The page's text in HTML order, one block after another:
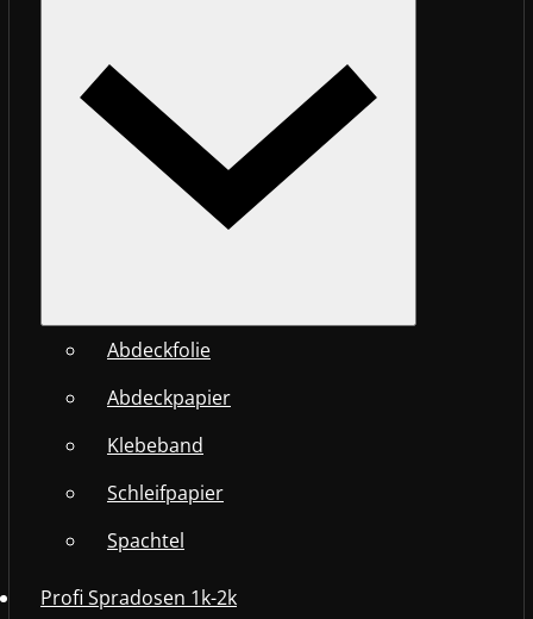
Abdeckfolie
Abdeckpapier
Klebeband
Schleifpapier
Spachtel
Profi Spradosen 1k-2k